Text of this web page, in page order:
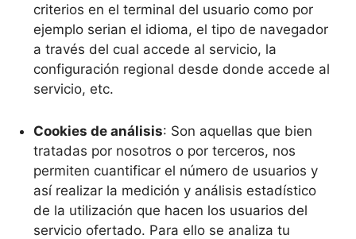
criterios en el terminal del usuario como por
ejemplo serian el idioma, el tipo de navegador
a través del cual accede al servicio, la
configuración regional desde donde accede al
servicio, etc.
Cookies de análisis: Son aquellas que bien
tratadas por nosotros o por terceros, nos
permiten cuantificar el número de usuarios y
así realizar la medición y análisis estadístico
de la utilización que hacen los usuarios del
servicio ofertado. Para ello se analiza tu